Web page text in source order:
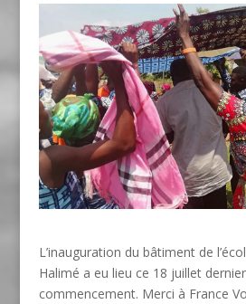
L’inauguration du bâtiment de
Halimé a eu lieu ce 18 juillet
commencement. Merci à France